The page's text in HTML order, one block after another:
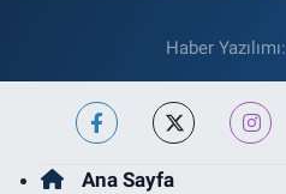
Haber Yazılımı:
Ana Sayfa